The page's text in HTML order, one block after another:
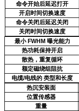
命令开始后延迟打开
开启时间切换速度
命令关闭后延迟关闭
关闭时间切换速度
最小FWHM 曝光能力
热功耗保持开启
散热，重复循环
额定磁绕组阻抗
电缆/电线的 类型和长度
热沉安装面
位置传感器
重量